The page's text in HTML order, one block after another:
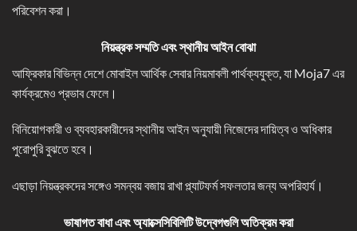
পরিবেশন করা।
নিয়ন্ত্রক সম্মতি এবং স্থানীয় আইন বোঝা
আফ্রিকার বিভিন্ন দেশে মোবাইল আর্থিক সেবার নিয়মাবলী পার্থক্যযুক্ত, যা Moja7 এর
কার্যক্রমেও প্রভাব ফেলে।
বিনিয়োগকারী ও ব্যবহারকারীদের স্থানীয় আইন অনুযায়ী নিজেদের দায়িত্ব ও অধিকার
পুরোপুরি বুঝতে হবে।
এছাড়া নিয়ন্ত্রকদের সঙ্গেও সমন্বয় বজায় রাখা প্ল্যাটফর্ম সফলতার জন্য অপরিহার্য।
ভাষাগত বাধা এবং অ্যাক্সেসিবিলিটি উদ্বেগগুলি অতিক্রম করা